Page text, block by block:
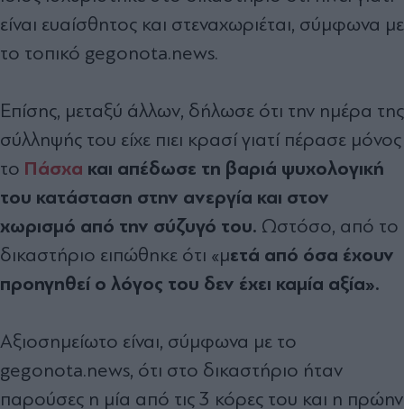
είναι ευαίσθητος και στεναχωριέται, σύμφωνα με
το τοπικό gegonota.news.
Επίσης, μεταξύ άλλων, δήλωσε ότι την ημέρα της
σύλληψής του είχε πιει κρασί γιατί πέρασε μόνος
το Πάσχα και απέδωσε τη βαριά ψυχολογική
του κατάσταση στην ανεργία και στον
χωρισμό από την σύζυγό του. Ωστόσο, από το
δικαστήριο ειπώθηκε ότι «μετά από όσα έχουν
προηγηθεί ο λόγος του δεν έχει καμία αξία».
Αξιοσημείωτο είναι, σύμφωνα με το
gegonota.news, ότι στο δικαστήριο ήταν
παρούσες η μία από τις 3 κόρες του και η πρώην